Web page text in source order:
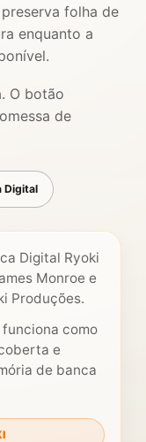
folha de
enquanto a
O botão
de
Digital
Digital Ryoki
Monroe e
Produções.
como
e
de banca